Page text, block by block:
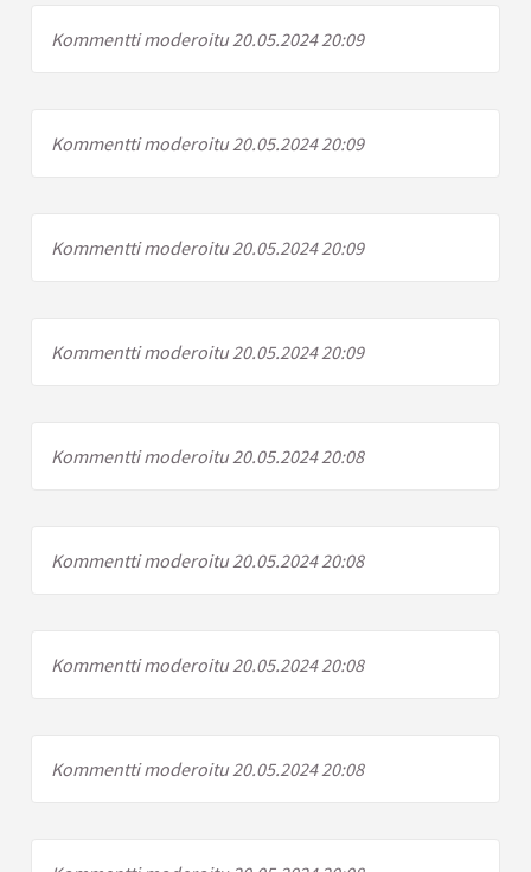
Kommentti moderoitu 20.05.2024 20:09
Kommentti moderoitu 20.05.2024 20:09
Kommentti moderoitu 20.05.2024 20:09
Kommentti moderoitu 20.05.2024 20:09
Kommentti moderoitu 20.05.2024 20:08
Kommentti moderoitu 20.05.2024 20:08
Kommentti moderoitu 20.05.2024 20:08
Kommentti moderoitu 20.05.2024 20:08